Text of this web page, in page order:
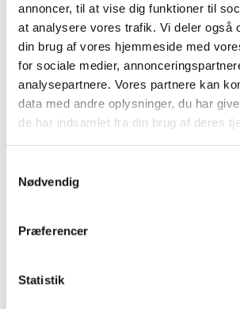
annoncer, til at vise dig funktioner til
at analysere vores trafik. Vi deler også
din brug af vores hjemmeside med
for sociale medier,
analysepartnere. Vores partnere kan
data med andre oplysninger, du har
de har indsamlet fra din brug af deres
Nødvendig
Præferencer
Statistik